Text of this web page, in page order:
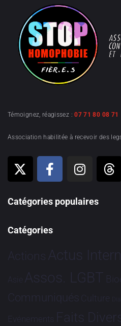
Témoignez, réagissez :07 71 80 08 71
Association habilitée à recevoir des
Catégories populaires
Catégories
Actions Actus
Asie Assos. LGBT
Communiqués Culture
Evénements Faits